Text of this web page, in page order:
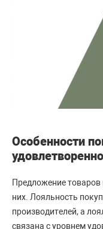
Особенности
Предложение товаров
них. Лояльность
производителей, а
связана с уровнем